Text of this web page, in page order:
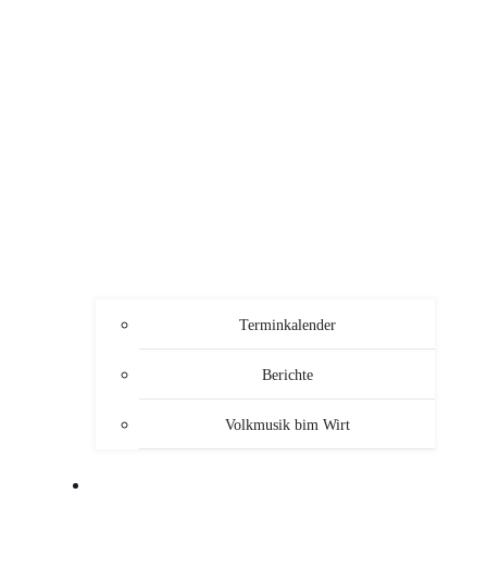
Terminkalender
Berichte
Volkmusik bim Wirt